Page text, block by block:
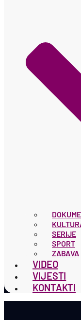
SERIJE
SPORT
ZABAVA
VIDEO
VIJESTI
KONTAKTI